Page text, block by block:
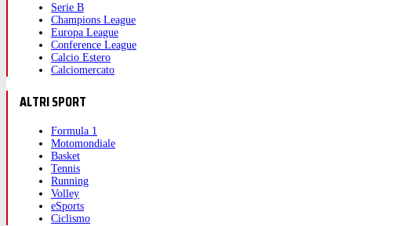
Serie B
Champions League
Europa League
Conference League
Calcio Estero
Calciomercato
ALTRI SPORT
Formula 1
Motomondiale
Basket
Tennis
Running
Volley
eSports
Ciclismo